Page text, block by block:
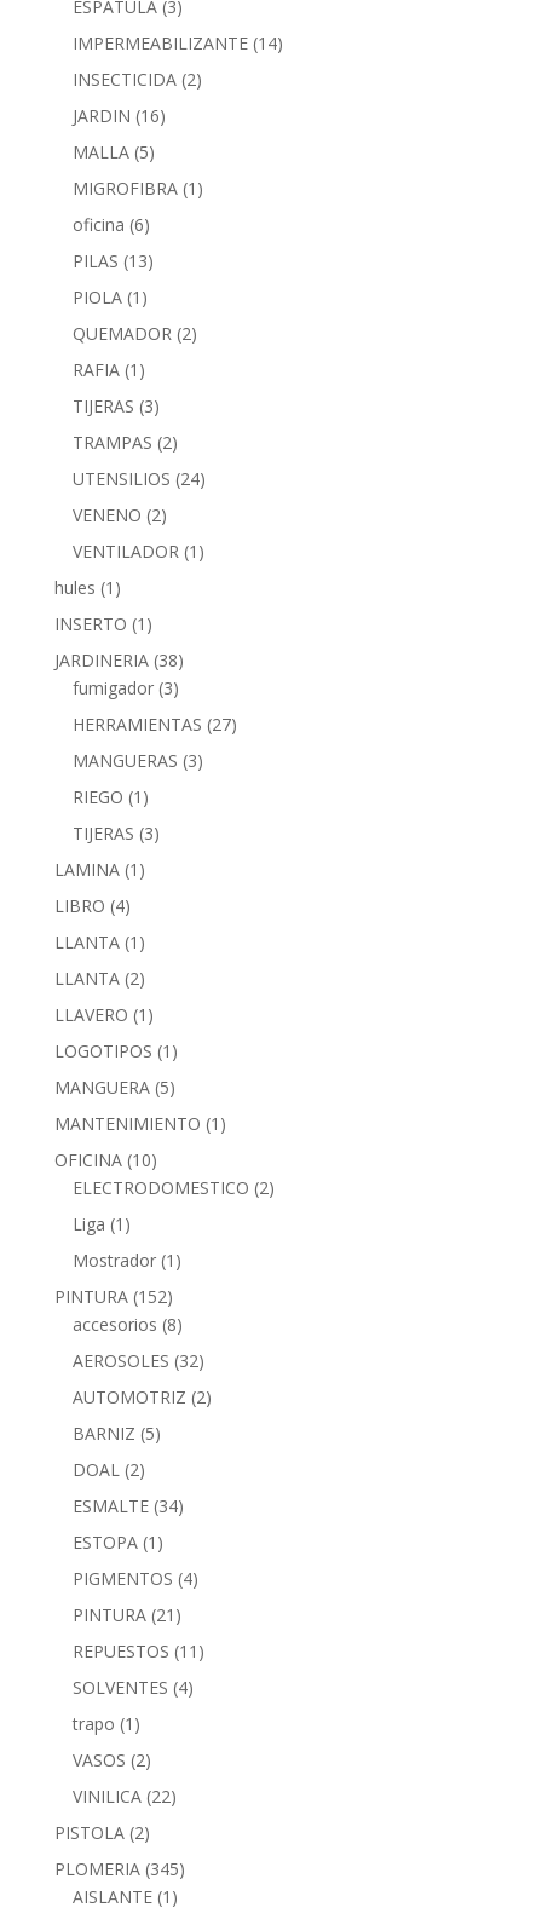
ESPATULA (3)
IMPERMEABILIZANTE (14)
INSECTICIDA (2)
JARDIN (16)
MALLA (5)
MIGROFIBRA (1)
oficina (6)
PILAS (13)
PIOLA (1)
QUEMADOR (2)
RAFIA (1)
TIJERAS (3)
TRAMPAS (2)
UTENSILIOS (24)
VENENO (2)
VENTILADOR (1)
hules (1)
INSERTO (1)
JARDINERIA (38)
fumigador (3)
HERRAMIENTAS (27)
MANGUERAS (3)
RIEGO (1)
TIJERAS (3)
LAMINA (1)
LIBRO (4)
LLANTA (1)
LLANTA (2)
LLAVERO (1)
LOGOTIPOS (1)
MANGUERA (5)
MANTENIMIENTO (1)
OFICINA (10)
ELECTRODOMESTICO (2)
Liga (1)
Mostrador (1)
PINTURA (152)
accesorios (8)
AEROSOLES (32)
AUTOMOTRIZ (2)
BARNIZ (5)
DOAL (2)
ESMALTE (34)
ESTOPA (1)
PIGMENTOS (4)
PINTURA (21)
REPUESTOS (11)
SOLVENTES (4)
trapo (1)
VASOS (2)
VINILICA (22)
PISTOLA (2)
PLOMERIA (345)
AISLANTE (1)